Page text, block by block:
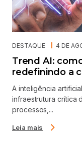
DESTAQUE 4 DE
Trend AI:
redefinindo a
A inteligência
infraestrutura crítica
processos,...
Leia mais